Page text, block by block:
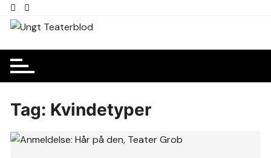
Skip
Tag: Kvindetyper